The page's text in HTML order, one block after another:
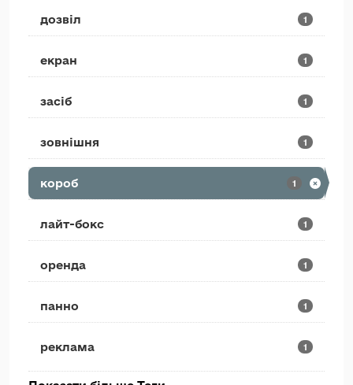
дозвіл 1
екран 1
засіб 1
зовнішня 1
короб 1
лайт-бокс 1
оренда 1
панно 1
реклама 1